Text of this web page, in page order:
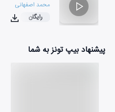
محمد اصفهانی
۰۳:۳۴
رایگان
پیشنهاد بیپ تونز به شما